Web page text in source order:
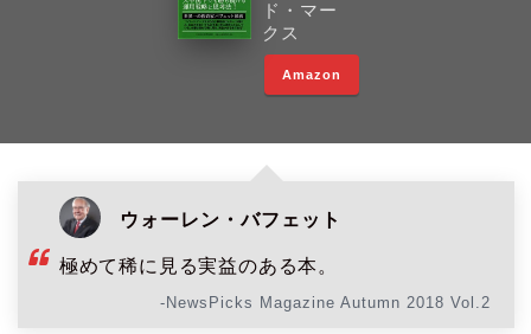
ド・マー
クス
Amazon
ウォーレン・バフェット
極めて稀に見る実益のある本。
-NewsPicks Magazine Autumn 2018 Vol.2